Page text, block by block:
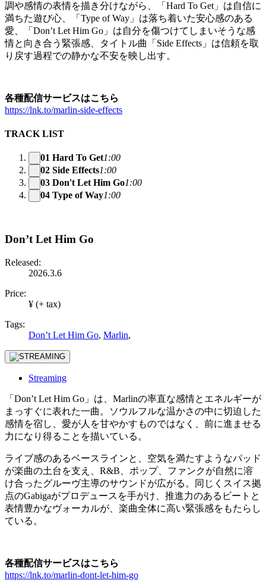
調や感情の表情を描き分けながら、「Hard To Get」は自信に
満ちた遊び心、「Type of Way」は落ち着いた安心感のある
愛、「Don’t Let Him Go」は自分を傷つけてしまいそうな感
情と向き合う緊張感、タイトル曲「Side Effects」は信頼を取
り戻す過程での静かな不安を映し出す。
各種配信サービスはこちら
https://lnk.to/marlin-side-effects
TRACK LIST
01 Hard To Get1:00
02 Side Effects1:00
03 Don't Let Him Go1:00
04 Type of Way1:00
Don’t Let Him Go
Released:
2026.3.6
Price:
¥ (+ tax)
Tags:
Don’t Let Him Go, Marlin,
Streaming
「Don’t Let Him Go」は、Marlinの率直な感情とエネルギーが
まっすぐに表れた一曲。ソウルフルな温かさの中に切迫した
感情を宿し、愛が人を甘やかすものではなく、前に進ませる
力になり得ることを描いている。
ライブ感のあるベースラインと、空気を満たすようなパッド
が楽曲の土台を支え、R&B、ポップ、ファンクが自然に溶
け合ったグルーヴ主導のサウンドが広がる。同じくスイス拠
点のGabigaがプロデュースを手がけ、推進力のあるビートと
表情豊かなヴォーカルが、楽曲全体に高い緊張感をもたらし
ている。
各種配信サービスはこちら
https://lnk.to/marlin-dont-let-him-go